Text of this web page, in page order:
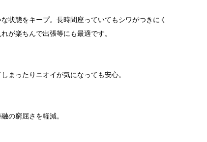
状態をキープ。長時間座っていてもシワがつきにく
が楽ちんで出張等にも最適です。
まったりニオイが気になっても安心。
の窮屈さを軽減。